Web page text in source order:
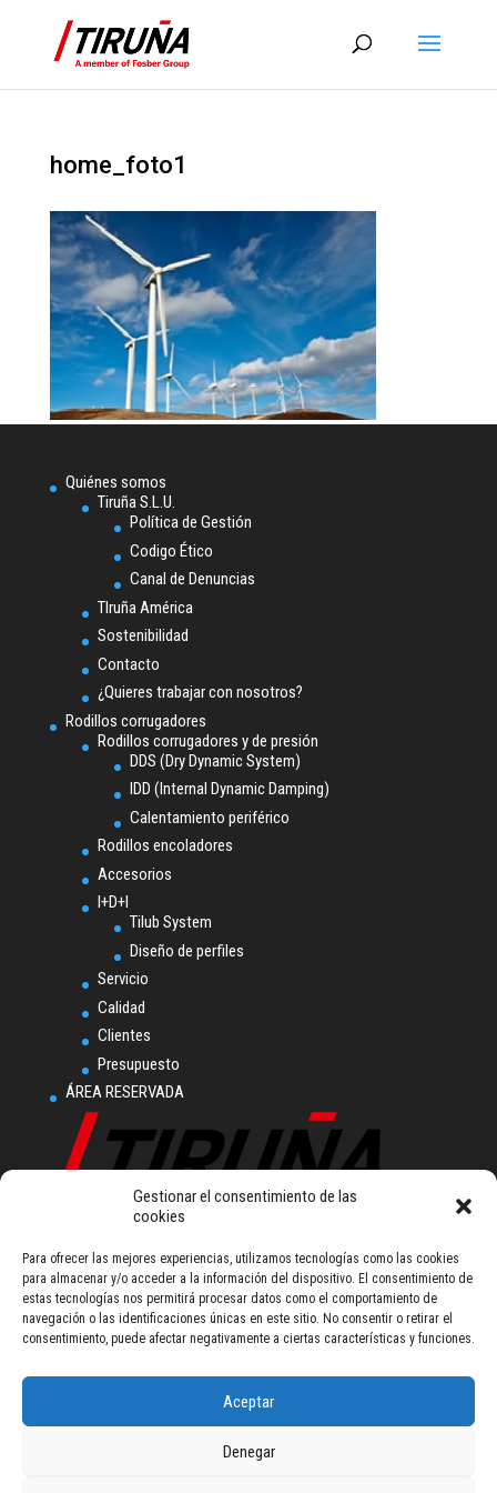
Gestionar el consentimiento de las
cookies
Para ofrecer las mejores experiencias, utilizamos tecnologías como las cookies
para almacenar y/o acceder a la información del dispositivo. El consentimiento de
estas tecnologías nos permitirá procesar datos como el comportamiento de
navegación o las identificaciones únicas en este sitio. No consentir o retirar el
consentimiento, puede afectar negativamente a ciertas características y funciones.
Aceptar
Denegar
home_foto1
Quiénes somos
Tiruña S.L.U.
Política de Gestión
Codigo Ético
Canal de Denuncias
TIruña América
Sostenibilidad
Contacto
¿Quieres trabajar con nosotros?
Rodillos corrugadores
Rodillos corrugadores y de presión
DDS (Dry Dynamic System)
IDD (Internal Dynamic Damping)
Calentamiento periférico
Rodillos encoladores
Accesorios
I+D+I
Tilub System
Diseño de perfiles
Servicio
Calidad
Clientes
Presupuesto
ÁREA RESERVADA
Tiruña, S.L.U.
Polígono Industrial
Ampliación Comarca I.
Calle L nº 2
31160 Orkoien (Navarra) - Spain
talleresiruna@tiruna.com